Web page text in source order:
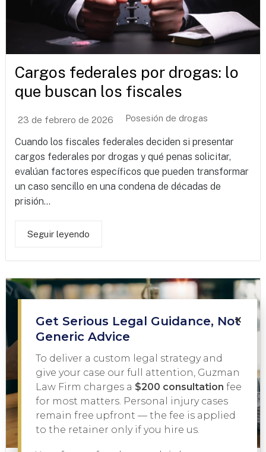
Cargos federales por drogas: lo
que buscan los fiscales
23 de febrero de 2026 Posesión de drogas
Cuando los fiscales federales deciden si presentar
cargos federales por drogas y qué penas solicitar,
evalúan factores específicos que pueden transformar
un caso sencillo en una condena de décadas de
prisión...
Seguir leyendo
×
Get Serious Legal Guidance, Not
Generic Advice
To deliver a custom legal strategy and
give your case our full attention, Guzman
Law Firm charges a $200 consultation fee
for most matters. Personal injury cases
remain free upfront — the fee is applied
to the retainer only if you hire us.